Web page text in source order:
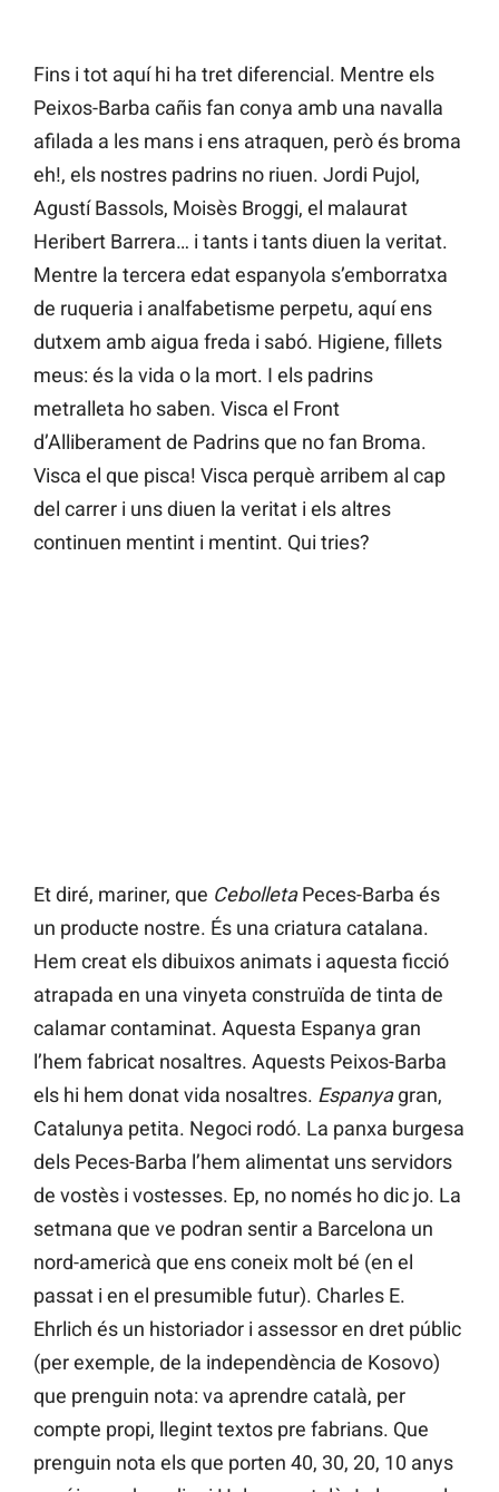
Fins i tot aquí hi ha tret diferencial. Mentre els
Peixos-Barba cañis fan conya amb una navalla
afilada a les mans i ens atraquen, però és broma
eh!, els nostres padrins no riuen. Jordi Pujol,
Agustí Bassols, Moisès Broggi, el malaurat
Heribert Barrera… i tants i tants diuen la veritat.
Mentre la tercera edat espanyola s’emborratxa
de ruqueria i analfabetisme perpetu, aquí ens
dutxem amb aigua freda i sabó. Higiene, fillets
meus: és la vida o la mort. I els padrins
metralleta ho saben. Visca el Front
d’Alliberament de Padrins que no fan Broma.
Visca el que pisca! Visca perquè arribem al cap
del carrer i uns diuen la veritat i els altres
continuen mentint i mentint. Qui tries?
Et diré, mariner, que CebolletaPeces-Barba és
un producte nostre. És una criatura catalana.
Hem creat els dibuixos animats i aquesta ficció
atrapada en una vinyeta construïda de tinta de
calamar contaminat. Aquesta Espanya gran
l’hem fabricat nosaltres. Aquests Peixos-Barba
els hi hem donat vida nosaltres. Espanyagran,
Catalunya petita. Negoci rodó. La panxa burgesa
dels Peces-Barba l’hem alimentat uns servidors
de vostès i vostesses. Ep, no només ho dic jo. La
setmana que ve podran sentir a Barcelona un
nord-americà que ens coneix molt bé (en el
passat i en el presumible futur). Charles E.
Ehrlich és un historiador i assessor en dret públic
(per exemple, de la independència de Kosovo)
que prenguin nota: va aprendre català, per
compte propi, llegint textos pre fabrians. Que
prenguin nota els que porten 40, 30, 20, 10 anys